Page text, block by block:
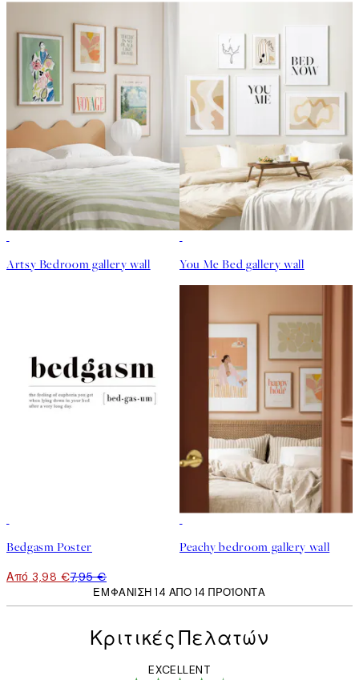
Artsy Bedroom gallery wall You Me Bed gallery wall
Bedgasm Poster
Από 3,98 €7,95 €
Peachy bedroom gallery wall
ΕΜΦΆΝΙΣΗ 14 ΑΠΌ 14 ΠΡΟΪΌΝΤΑ
Κριτικές Πελατών
EXCELLENT